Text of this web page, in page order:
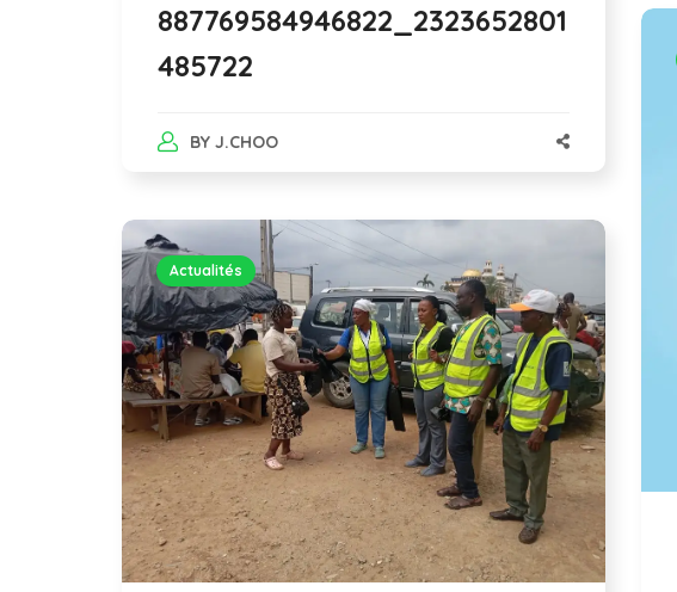
887769584946822_2323652801
485722
BY J.CHOO
Actualités